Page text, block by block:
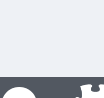
sur LinkedIn